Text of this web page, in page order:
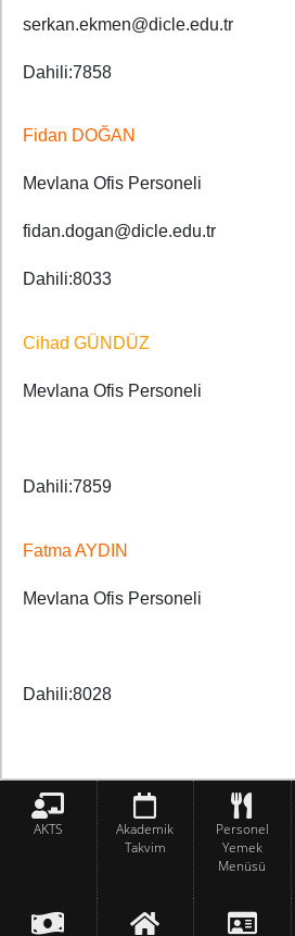
serkan.ekmen@dicle.edu.tr
Dahili:7858
Fidan DOĞAN
Mevlana Ofis Personeli
fidan.dogan@dicle.edu.tr
Dahili:8033
Cihad GÜNDÜZ
Mevlana Ofis Personeli
Dahili:7859
Fatma AYDIN
Mevlana Ofis Personeli
Dahili:8028
AKTS
Akademik
Takvim
Personel
Yemek
Menüsü